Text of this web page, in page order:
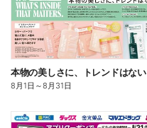
本物の美しさに、トレンドはない
8月1日 ～8月31日